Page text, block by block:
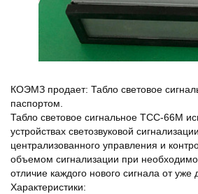
КОЭМЗ продает: Табло световое
паспортом.
Табло световое сигнальное ТСС-66М
устройствах светозвуковой
централизованного управления и
объемом сигнализации при
отличие каждого нового сигнала от уже
Характеристики: